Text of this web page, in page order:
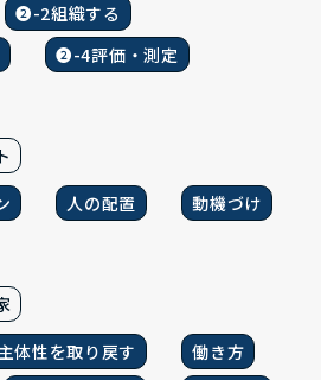
❷-2組織する
❷-4評価・測定
人の配置
動機づけ
体性を取り戻す
働き方